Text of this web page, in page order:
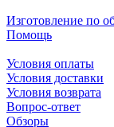
Изготовление по
Помощь
Условия оплаты
Условия доставки
Условия возврата
Вопрос-ответ
Обзоры